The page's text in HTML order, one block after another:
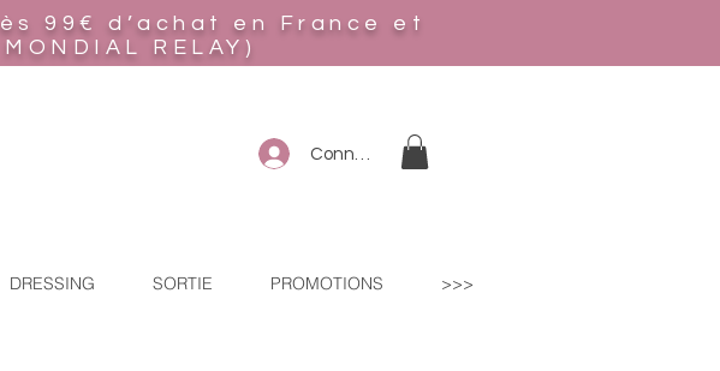
99€ d’achat en France et
RELAY)
Connexion
DRESSING SORTIE PROMOTIONS >>>